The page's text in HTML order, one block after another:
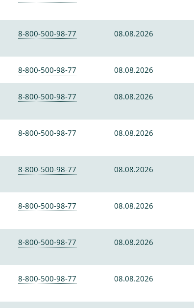
8-800-500-98-77 08.08.2026
8-800-500-98-77 08.08.2026
8-800-500-98-77 08.08.2026
8-800-500-98-77 08.08.2026
8-800-500-98-77 08.08.2026
8-800-500-98-77 08.08.2026
8-800-500-98-77 08.08.2026
8-800-500-98-77 08.08.2026